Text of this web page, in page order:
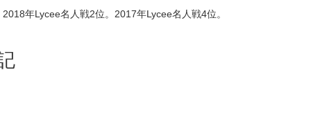
年Lycee名人戦2位。2017年Lycee名人戦4位。